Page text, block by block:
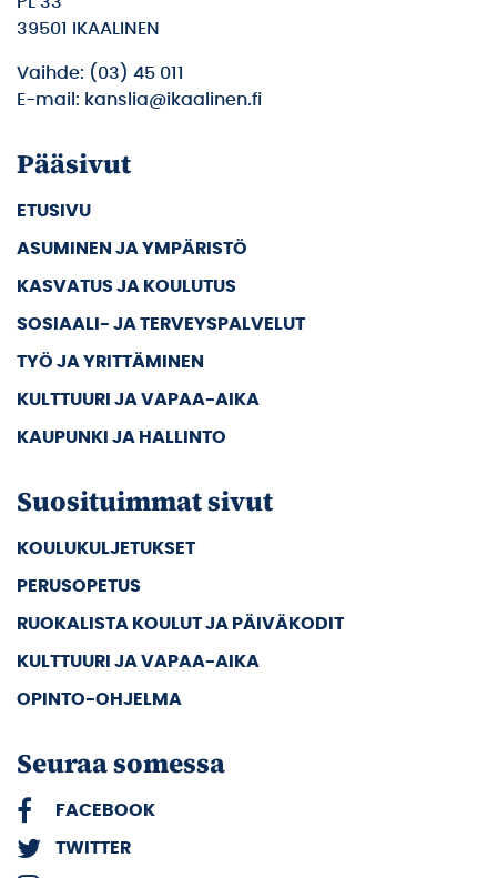
39501 IKAALINEN
Vaihde: (03) 45 011
E-mail: kanslia@ikaalinen.fi
Pääsivut
ETUSIVU
ASUMINEN JA YMPÄRISTÖ
KASVATUS JA KOULUTUS
SOSIAALI- JA TERVEYSPALVELUT
TYÖ JA YRITTÄMINEN
KULTTUURI JA VAPAA-AIKA
KAUPUNKI JA HALLINTO
Suosituimmat sivut
KOULUKULJETUKSET
PERUSOPETUS
RUOKALISTA KOULUT JA PÄIVÄKODIT
KULTTUURI JA VAPAA-AIKA
OPINTO-OHJELMA
Seuraa somessa
FACEBOOK
TWITTER